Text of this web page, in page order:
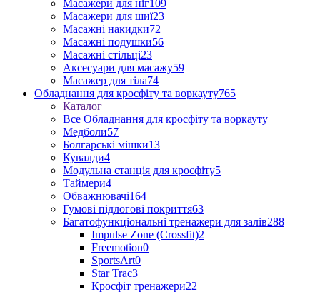
Масажери для ніг109
Масажери для шиї23
Масажні накидки72
Масажні подушки56
Масажні стільці23
Аксесуари для масажу59
Масажер для тіла74
Обладнання для кросфіту та воркауту765
Каталог
Все Обладнання для кросфіту та воркауту
Медболи57
Болгарські мішки13
Кувалди4
Модульна станція для кросфіту5
Таймери4
Обважнювачі164
Гумові підлогові покриття63
Багатофункціональні тренажери для залів288
Impulse Zone (Crossfit)2
Freemotion0
SportsArt0
Star Trac3
Кросфіт тренажери22